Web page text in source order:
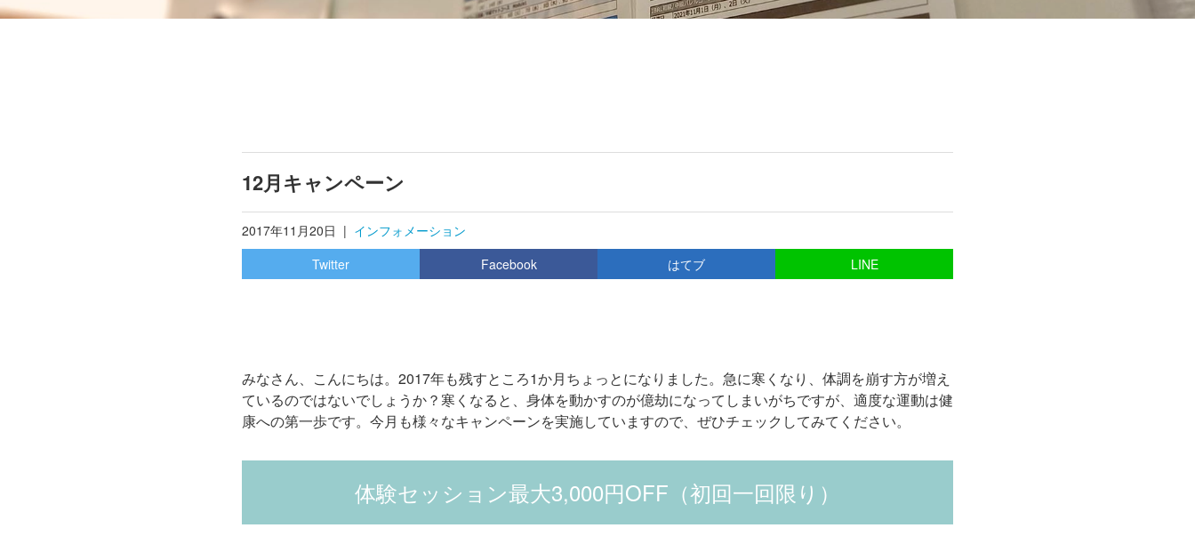
12月キャンペーン
2017年11月20日 | インフォメーション
Twitter
Facebook はてブ LINE
みなさん、こんにちは。2017年も残すところ1か月ちょっとになりました。急に寒くなり、体調を崩す方が増え
ているのではないでしょうか？寒くなると、身体を動かすのが億劫になってしまいがちですが、適度な運動は健
康への第一歩です。今月も様々なキャンペーンを実施していますので、ぜひチェックしてみてください。
体験セッション最大3,000円OFF（初回一回限り）